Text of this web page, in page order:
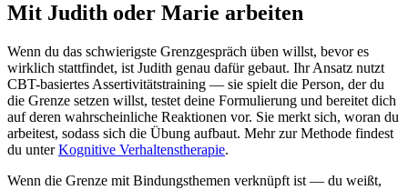
Mit Judith oder Marie arbeiten
Wenn du das schwierigste Grenzgespräch üben willst, bevor es
wirklich stattfindet, ist Judith genau dafür gebaut. Ihr Ansatz nutzt
CBT-basiertes Assertivitätstraining — sie spielt die Person, der du
die Grenze setzen willst, testet deine Formulierung und bereitet dich
auf deren wahrscheinliche Reaktionen vor. Sie merkt sich, woran du
arbeitest, sodass sich die Übung aufbaut. Mehr zur Methode findest
du unterKognitive Verhaltenstherapie.
Wenn die Grenze mit Bindungsthemen verknüpft ist — du weißt,